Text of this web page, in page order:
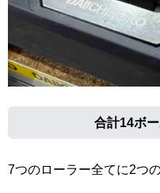
合計14ボ
7つのローラー全てに2つ